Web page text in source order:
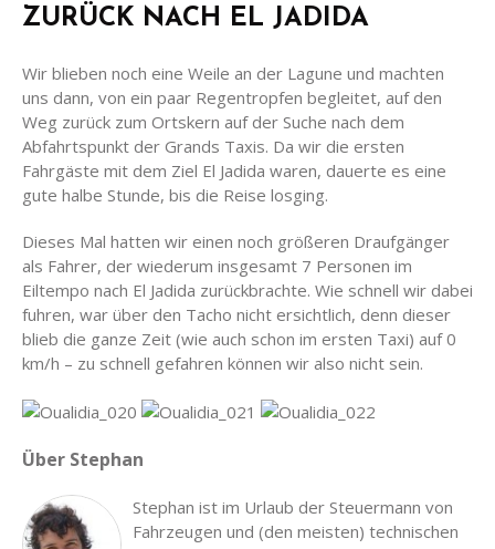
ZURÜCK NACH EL JADIDA
Wir blieben noch eine Weile an der Lagune und machten
uns dann, von ein paar Regentropfen begleitet, auf den
Weg zurück zum Ortskern auf der Suche nach dem
Abfahrtspunkt der Grands Taxis. Da wir die ersten
Fahrgäste mit dem Ziel El Jadida waren, dauerte es eine
gute halbe Stunde, bis die Reise losging.
Dieses Mal hatten wir einen noch größeren Draufgänger
als Fahrer, der wiederum insgesamt 7 Personen im
Eiltempo nach El Jadida zurückbrachte. Wie schnell wir dabei
fuhren, war über den Tacho nicht ersichtlich, denn dieser
blieb die ganze Zeit (wie auch schon im ersten Taxi) auf 0
km/h – zu schnell gefahren können wir also nicht sein.
Über Stephan
Stephan ist im Urlaub der Steuermann von
Fahrzeugen und (den meisten) technischen